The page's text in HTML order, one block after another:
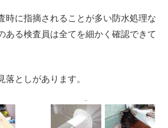
時に指摘されることが多い防水処理な
ある検査員は全てを細かく確認できて
落としがあります。